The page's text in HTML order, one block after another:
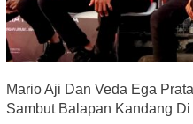
Mario Aji Dan Veda Ega
Sambut Balapan Kandang